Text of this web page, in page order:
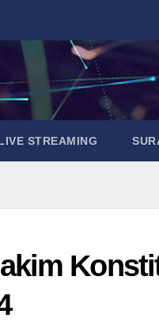
STREAMING